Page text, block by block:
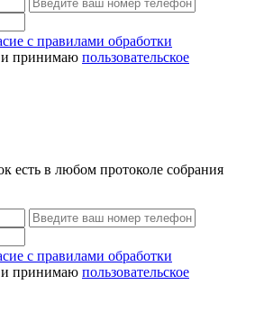
с правилами обработки
принимаю пользовательское
есть в любом протоколе собрания
с правилами обработки
принимаю пользовательское